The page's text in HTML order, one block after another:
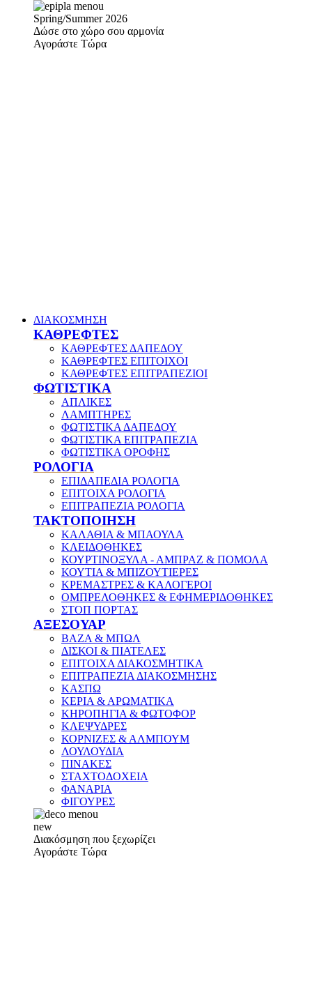
Spring/Summer 2026
Δώσε στο χώρο σου αρμονία
Αγοράστε Τώρα
ΔΙΑΚΟΣΜΗΣΗ
ΚΑΘΡΕΦΤΕΣ
ΚΑΘΡΕΦΤΕΣ ΔΑΠΕΔΟΥ
ΚΑΘΡΕΦΤΕΣ ΕΠΙΤΟΙΧΟΙ
ΚΑΘΡΕΦΤΕΣ ΕΠΙΤΡΑΠΕΖΙΟΙ
ΦΩΤΙΣΤΙΚΑ
ΑΠΛΙΚΕΣ
ΛΑΜΠΤΗΡΕΣ
ΦΩΤΙΣΤΙΚΑ ΔΑΠΕΔΟΥ
ΦΩΤΙΣΤΙΚΑ ΕΠΙΤΡΑΠΕΖΙΑ
ΦΩΤΙΣΤΙΚΑ ΟΡΟΦΗΣ
ΡΟΛΟΓΙΑ
ΕΠΙΔΑΠΕΔΙΑ ΡΟΛΟΓΙΑ
ΕΠΙΤΟΙΧΑ ΡΟΛΟΓΙΑ
ΕΠΙΤΡΑΠΕΖΙΑ ΡΟΛΟΓΙΑ
ΤΑΚΤΟΠΟΙΗΣΗ
ΚΑΛΑΘΙΑ & ΜΠΑΟΥΛΑ
ΚΛΕΙΔΟΘΗΚΕΣ
ΚΟΥΡΤΙΝΟΞΥΛΑ - ΑΜΠΡΑΖ & ΠΟΜΟΛΑ
ΚΟΥΤΙΑ & ΜΠΙΖΟΥΤΙΕΡΕΣ
ΚΡΕΜΑΣΤΡΕΣ & ΚΑΛΟΓΕΡΟΙ
ΟΜΠΡΕΛΟΘΗΚΕΣ & ΕΦΗΜΕΡΙΔΟΘΗΚΕΣ
ΣΤΟΠ ΠΟΡΤΑΣ
ΑΞΕΣΟΥΑΡ
ΒΑΖΑ & ΜΠΩΛ
ΔΙΣΚΟΙ & ΠΙΑΤΕΛΕΣ
ΕΠΙΤΟΙΧΑ ΔΙΑΚΟΣΜΗΤΙΚΑ
ΕΠΙΤΡΑΠΕΖΙΑ ΔΙΑΚΟΣΜΗΣΗΣ
ΚΑΣΠΩ
ΚΕΡΙΑ & ΑΡΩΜΑΤΙΚΑ
ΚΗΡΟΠΗΓΙΑ & ΦΩΤΟΦΟΡ
ΚΛΕΨΥΔΡΕΣ
ΚΟΡΝΙΖΕΣ & ΑΛΜΠΟΥΜ
ΛΟΥΛΟΥΔΙΑ
ΠΙΝΑΚΕΣ
ΣΤΑΧΤΟΔΟΧΕΙΑ
ΦΑΝΑΡΙΑ
ΦΙΓΟΥΡΕΣ
new
Διακόσμηση που ξεχωρίζει
Αγοράστε Τώρα